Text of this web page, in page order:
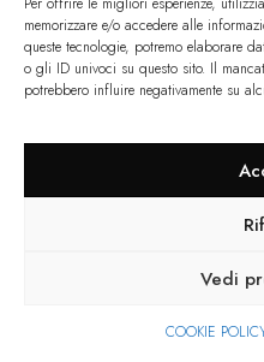
memorizzare e/o accedere alle
queste tecnologie, potremo elaborare
o gli ID univoci su questo sito. Il
potrebbero influire negativamente su
Vedi
COOKIE